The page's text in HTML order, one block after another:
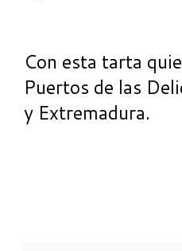
Con esta tarta
Puertos de las
y Extremadura.